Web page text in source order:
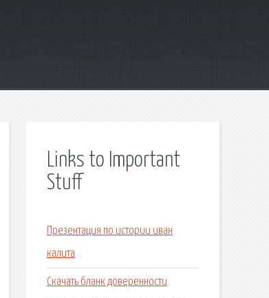
Links to Important
Stuff
Презентация по истории иван
калита
Скачать бланк доверенности